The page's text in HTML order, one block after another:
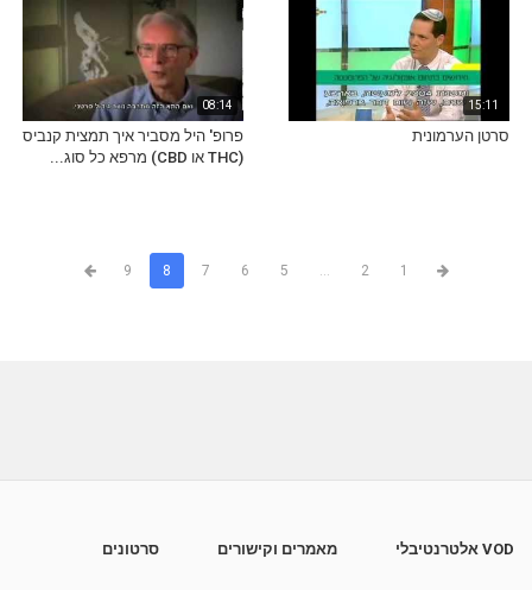
15:11
סרטן הערמונית
08:14
פרופ' היל מסביר איך תמצית קנביס
(THC או CBD) מרפא כל סוג...
1
2
...
5
6
7
8
9
VOD אלטרנטיבלי מאמרים וקישורים סרטונים